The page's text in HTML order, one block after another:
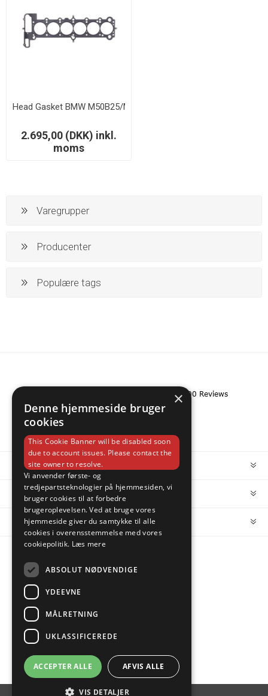
Head Gasket BMW M50B25/M52B28 MLS 85mm 2.49mm
2.695,00 (DKK) inkl.
moms
Varegrupper
Producenter
Populære tags
MIN KONTO
KUNDESERVICE
FOLLOW US
×
Denne hjemmeside bruger
cookies
This Cookie Banner will be disabled soon
due to account issues. Please contact the
site owner to resolve.
Vi anvender første- og
tredjepartsteknologier på hjemmesiden, vi
bruger cookies til at forbedre
brugeroplevelsen. Ved at bruge vores
hjemmeside giver du samtykke til alle
cookies i overensstemmelse med vores
cookiepolitik. Læs mere
ABSOLUT NØDVENDIGE
YDEEVNE
MÅLRETNING
UKLASSIFICEREDE
ACCEPTER ALLE AFVIS ALLE
VIS DETALJER